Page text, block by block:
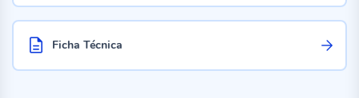
Ficha Técnica